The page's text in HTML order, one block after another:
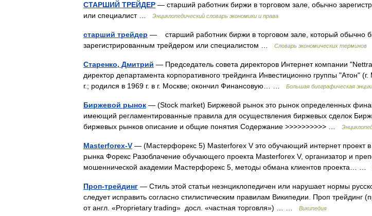
СТАРШИЙ ТРЕЙДЕР — старший работник биржи в торговом зале, обычно
или специалист …
Энциклопедический словарь экономики и права
старший трейдер — старший работник биржи в торговом зале, который обычно
зарегистрированным трейдером или специалистом …
Словарь экономических терминов
Старенко, Дмитрий — Председатель совета директоров Интернет компании
директор департамента корпоративного трейдинга Инвестиционно группы "Атон"
г.; родился в 1969 г. в г. Москве; окончил Финансовую… …
Большая биографическая
Биржевой рынок — (Stock market) Биржевой рынок это рынок определенных
имеющий регламентированные правила для осуществления биржевых сделок
биржевых рынков описание и общие понятия Содержание >>>>>>>>>> …
Masterforex-V — (Мастерфорекс 5) Masterforex V это обучающий интернет проект в
рынка Форекс Разоблачение обучающего проекта Masterforex V, организатор и
мошеннической академии Мастерфорекс 5, методы обмана клиентов проекта… …
Проп-трейдинг — Стиль этой статьи неэнциклопедичен или нарушает нормы
следует исправить согласно стилистическим правилам Википедии. Проп трейдинг
от англ. «Proprietary trading» досл. «частная торговля») … …
Википедия